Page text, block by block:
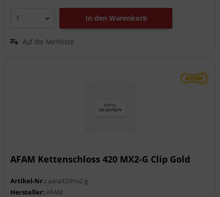
In den Warenkorb
Auf die Merkliste
AFAM Kettenschloss 420 MX2-G Clip Gold
Artikel-Nr.: aara420mx2.g
Hersteller:AFAM